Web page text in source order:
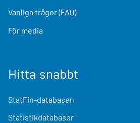
Vanliga frågor (FAQ)
För media
Hitta snabbt
StatFin-databasen
Statistikdatabaser